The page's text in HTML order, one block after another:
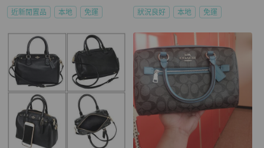
近新閒置品 本地 免運 狀況良好 本地 免運